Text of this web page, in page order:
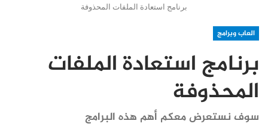
برنامج استعادة الملفات المحذوفة
العاب وبرامج
برنامج استعادة الملفات
المحذوفة
سوف نستعرض معكم أهم هذه البرامج